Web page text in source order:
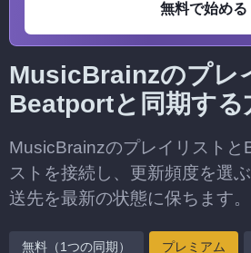
無料で始める
MusicBrainzのプレ
Beatportと同期する
MusicBrainzのプレイリストと
ストを接続し、更新頻度を選
送先を最新の状態に保ちます。
無料（1つの同期） プレミアム